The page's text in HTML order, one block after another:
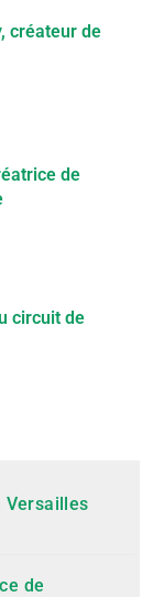
créateur de
de
circuit de
Versailles
de